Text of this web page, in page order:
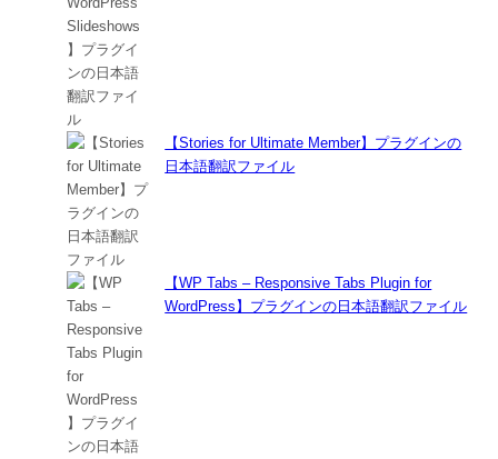
【Stories for Ultimate Member】プラグインの
日本語翻訳ファイル
【WP Tabs – Responsive Tabs Plugin for
WordPress】プラグインの日本語翻訳ファイル